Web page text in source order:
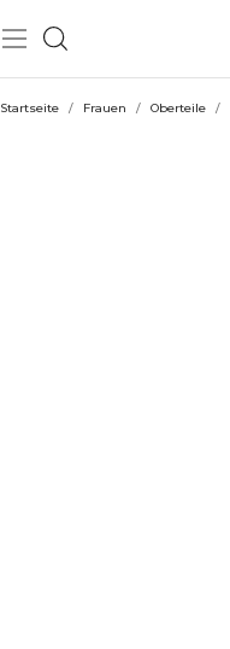
Startseite / Frauen / Oberteile /